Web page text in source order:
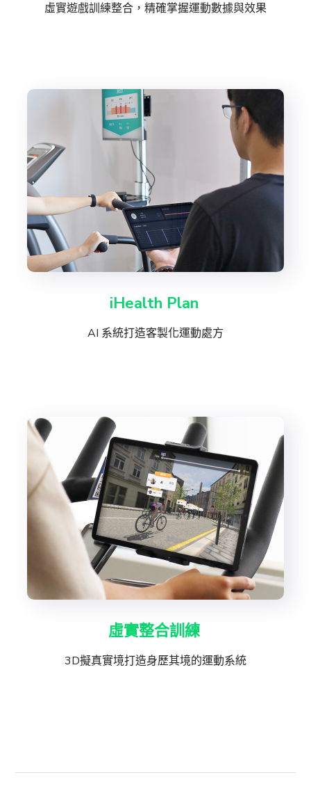
虛實遊戲訓練整合，精確掌握運動數據與效果
iHealth Plan
AI 系統打造客製化運動處方
虛實整合訓練
3D擬真實境打造身歷其境的運動系統